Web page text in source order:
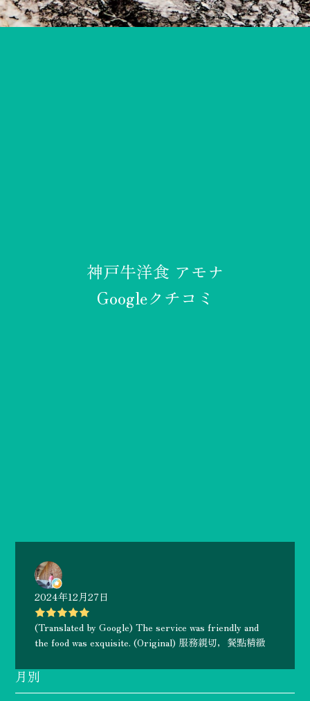
神戸牛洋食 アモナ
Googleクチコミ
2024年12月27日
(Translated by Google) The service was friendly and
the food was exquisite. (Original) 服務親切，餐點精緻
月別